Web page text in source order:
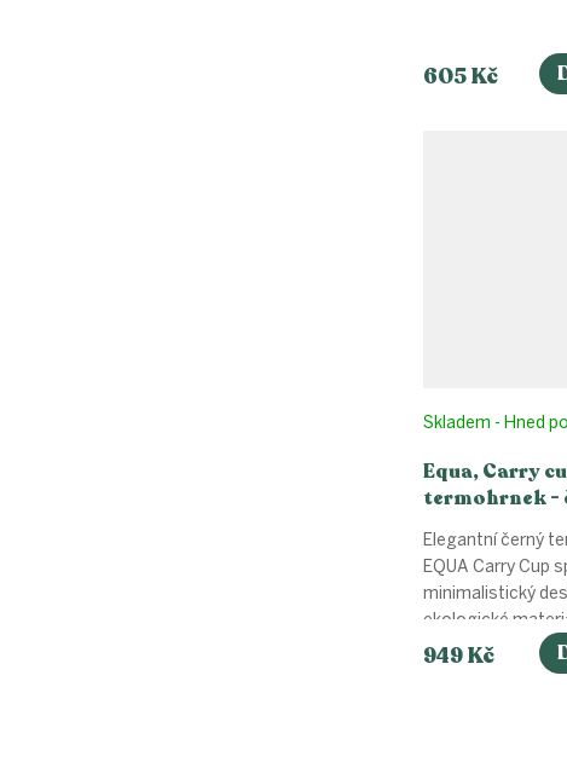
605 Kč
Equa, Carry
termohrnek -
Skladem - Hned
949 Kč
Elegantní černý
EQUA Carry Cup
minimalistický
ekologické